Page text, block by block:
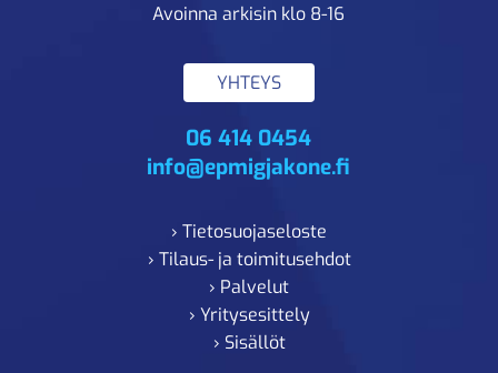
Avoinna arkisin klo 8-16
YHTEYS
06 414 0454
info@epmigjakone.fi
› Tietosuojaseloste
› Tilaus- ja toimitusehdot
› Palvelut
› Yritysesittely
› Sisällöt